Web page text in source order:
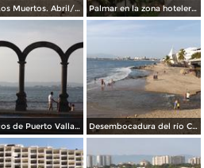
Playa Los Muertos. Abril/2015 Palmar en la zona hotelera. Abril/2015
Los arcos de Puerto Vallarta. Abril/2015 Desembocadura del río Cualé en la Bahía de Banderas. Abril/2015